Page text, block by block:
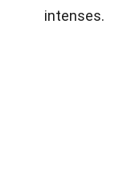
intenses.